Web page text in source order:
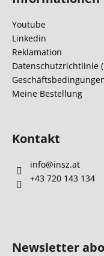
Youtube
Linkedin
Reklamation
Datenschutzrichtlinie
Meine Bestellung
Kontakt
info@insz.at
+43 720 143 134
Newsletter